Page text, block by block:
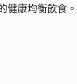
健康均衡飲食。